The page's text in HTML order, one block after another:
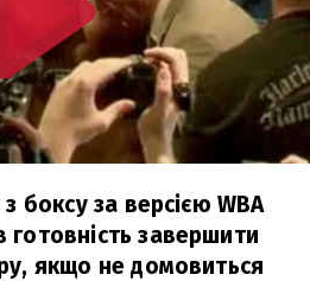
боксу за версією WBA
готовність завершити
якщо не домовиться